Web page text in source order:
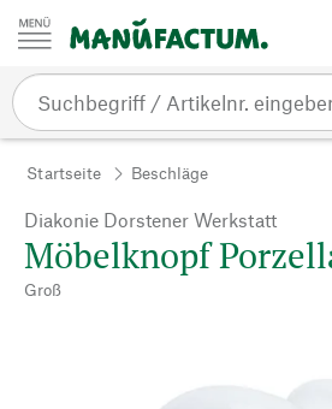
Zum Inhalt springen
Startseite Beschläge
Diakonie Dorstener Werkstatt
Möbelknopf
Groß